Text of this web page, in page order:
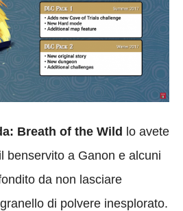
Breath of the Wild lo avete
benservito a Ganon e alcuni
da non lasciare
di polvere inesplorato.